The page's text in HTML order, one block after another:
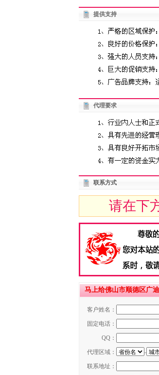
提供支持
代理要求
联系方式
请在下
马上给佛山市顺德区广
客户姓名：
固定电话：
QQ：
代理区域： -
联系地址：